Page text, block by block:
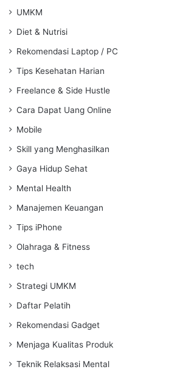
UMKM
Diet & Nutrisi
Rekomendasi Laptop / PC
Tips Kesehatan Harian
Freelance & Side Hustle
Cara Dapat Uang Online
Mobile
Skill yang Menghasilkan
Gaya Hidup Sehat
Mental Health
Manajemen Keuangan
Tips iPhone
Olahraga & Fitness
tech
Strategi UMKM
Daftar Pelatih
Rekomendasi Gadget
Menjaga Kualitas Produk
Teknik Relaksasi Mental